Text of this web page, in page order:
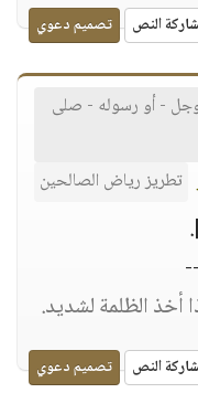
النص تصميم دعوي
وجل - أو رسوله - صلى
تطريز رياض الصالحين
أخذ الظلمة لشديد.
النص تصميم دعوي